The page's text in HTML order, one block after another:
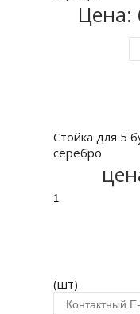
Цена:
Стойка для 5
серебро
(шт)